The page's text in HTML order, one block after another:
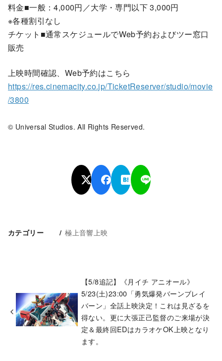
料金■一般：4,000円／大学・専門以下 3,000円
※各種割引なし
チケット■通常スケジュールでWeb予約およびツー窓口
販売
上映時間確認、Web予約はこちら
https://res.cinemacity.co.jp/TicketReserver/studio/movie
/3800
© Universal Studios. All Rights Reserved.
カテゴリー 極上音響上映
【5/8追記】《月イチ アニオール》
5/23(土)23:00「勇気爆発バーンブレイ
バーン」全話上映決定！これは見ざるを
得ない。更に大張正己監督のご来場が決
定＆最終回EDはカラオケOK上映となり
ます。